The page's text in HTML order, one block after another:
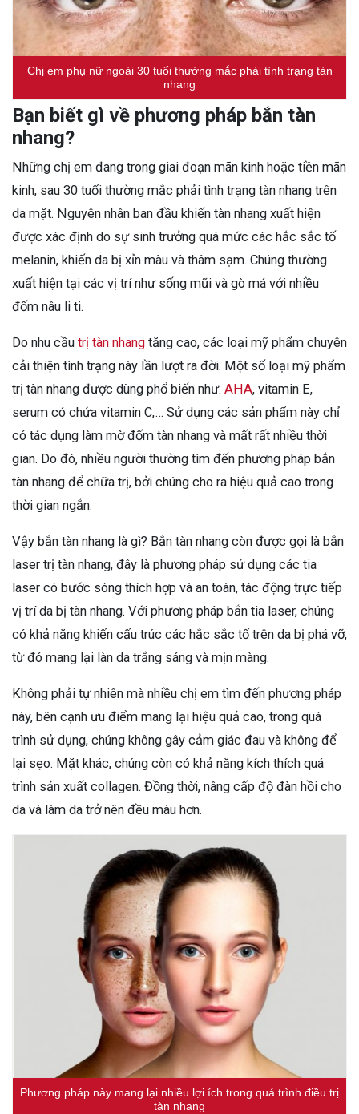
Chị em phụ nữ ngoài 30 tuổi thường mắc phải tình trạng tàn
nhang
Bạn biết gì về phương pháp bắn tàn
nhang?
Những chị em đang trong giai đoạn mãn kinh hoặc tiền mãn
kinh, sau 30 tuổi thường mắc phải tình trạng tàn nhang trên
da mặt. Nguyên nhân ban đầu khiến tàn nhang xuất hiện
được xác định do sự sinh trưởng quá mức các hắc sắc tố
melanin, khiến da bị xỉn màu và thâm sạm. Chúng thường
xuất hiện tại các vị trí như sống mũi và gò má với nhiều
đốm nâu li ti.
Do nhu cầu trị tàn nhang tăng cao, các loại mỹ phẩm chuyên
cải thiện tình trạng này lần lượt ra đời. Một số loại mỹ phẩm
trị tàn nhang được dùng phổ biến như: AHA, vitamin E,
serum có chứa vitamin C,… Sử dụng các sản phẩm này chỉ
có tác dụng làm mờ đốm tàn nhang và mất rất nhiều thời
gian. Do đó, nhiều người thường tìm đến phương pháp bắn
tàn nhang để chữa trị, bởi chúng cho ra hiệu quả cao trong
thời gian ngắn.
Vậy bắn tàn nhang là gì? Bắn tàn nhang còn được gọi là bắn
laser trị tàn nhang, đây là phương pháp sử dụng các tia
laser có bước sóng thích hợp và an toàn, tác động trực tiếp
vị trí da bị tàn nhang. Với phương pháp bắn tia laser, chúng
có khả năng khiến cấu trúc các hắc sắc tố trên da bị phá vỡ,
từ đó mang lại làn da trắng sáng và mịn màng.
Không phải tự nhiên mà nhiều chị em tìm đến phương pháp
này, bên cạnh ưu điểm mang lại hiệu quả cao, trong quá
trình sử dụng, chúng không gây cảm giác đau và không để
lại sẹo. Mặt khác, chúng còn có khả năng kích thích quá
trình sản xuất collagen. Đồng thời, nâng cấp độ đàn hồi cho
da và làm da trở nên đều màu hơn.
Phương pháp này mang lại nhiều lợi ích trong quá trình điều trị
tàn nhang